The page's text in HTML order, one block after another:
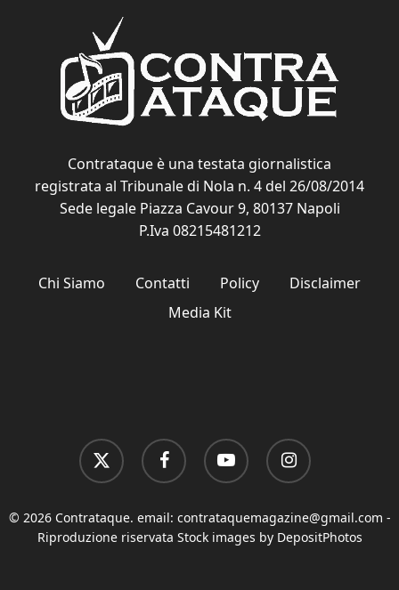
Contrataque è una testata giornalistica
registrata al Tribunale di Nola n. 4 del 26/08/2014
Sede legale Piazza Cavour 9, 80137 Napoli
P.Iva 08215481212
Chi Siamo Contatti Policy
Disclaimer
Media Kit
x-
twitter
facebook youtube instagram
© 2026 Contrataque. email: contrataquemagazine@gmail.com -
Riproduzione riservata Stock images by DepositPhotos